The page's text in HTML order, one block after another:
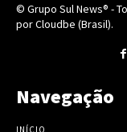
© Grupo Sul News® -
por Cloudbe (Brasil).
Navegação
INÍCIO